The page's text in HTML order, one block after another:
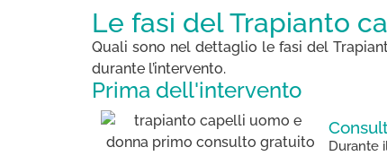
Le fasi del Trapianto
Quali sono nel dettaglio le fasi del
durante l’intervento.
Prima dell'intervento
Durante